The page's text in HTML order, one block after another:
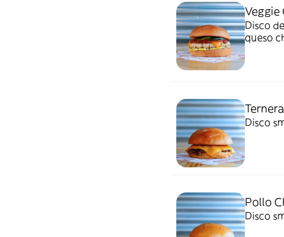
Veggie
Disco
queso
Disco
Pollo
Disco